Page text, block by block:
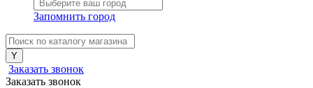
Запомнить город
Заказать звонок
Заказать звонок